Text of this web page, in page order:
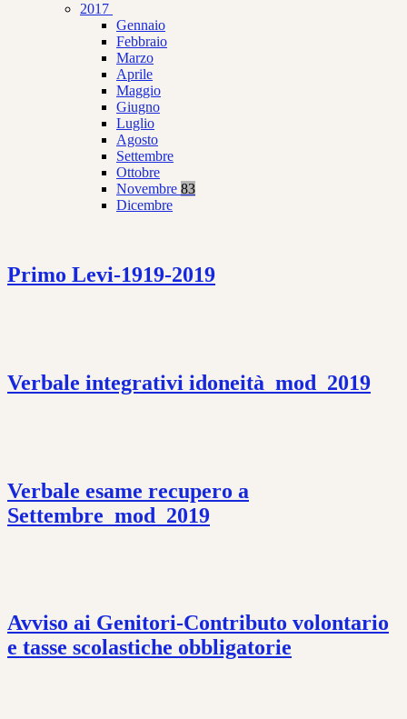
2017
Gennaio
Febbraio
Marzo
Aprile
Maggio
Giugno
Luglio
Agosto
Settembre
Ottobre
Novembre 83
Dicembre
Primo Levi-1919-2019
Verbale integrativi idoneità_mod_2019
Verbale esame recupero a
Settembre_mod_2019
Avviso ai Genitori-Contributo volontario
e tasse scolastiche obbligatorie